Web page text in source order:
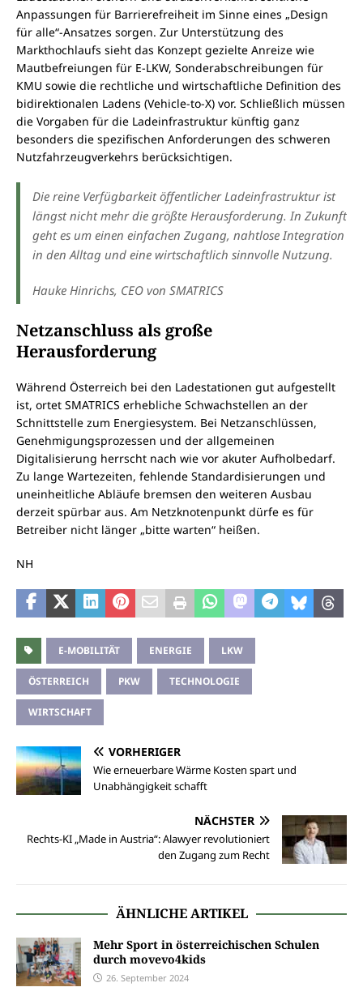
Anpassungen für Barrierefreiheit im Sinne eines „Design
für alle“-Ansatzes sorgen. Zur Unterstützung des
Markthochlaufs sieht das Konzept gezielte Anreize wie
Mautbefreiungen für E-LKW, Sonderabschreibungen für
KMU sowie die rechtliche und wirtschaftliche Definition des
bidirektionalen Ladens (Vehicle-to-X) vor. Schließlich müssen
die Vorgaben für die Ladeinfrastruktur künftig ganz
besonders die spezifischen Anforderungen des schweren
Nutzfahrzeugverkehrs berücksichtigen.
Die reine Verfügbarkeit öffentlicher Ladeinfrastruktur ist
längst nicht mehr die größte Herausforderung. In Zukunft
geht es um einen einfachen Zugang, nahtlose Integration
in den Alltag und eine wirtschaftlich sinnvolle Nutzung.
Hauke Hinrichs, CEO von SMATRICS
Netzanschluss als große
Herausforderung
Während Österreich bei den Ladestationen gut aufgestellt
ist, ortet SMATRICS erhebliche Schwachstellen an der
Schnittstelle zum Energiesystem. Bei Netzanschlüssen,
Genehmigungsprozessen und der allgemeinen
Digitalisierung herrscht nach wie vor akuter Aufholbedarf.
Zu lange Wartezeiten, fehlende Standardisierungen und
uneinheitliche Abläufe bremsen den weiteren Ausbau
derzeit spürbar aus. Am Netzknotenpunkt dürfe es für
Betreiber nicht länger „bitte warten“ heißen.
NH
E-MOBILITÄT ENERGIE LKW
ÖSTERREICH PKW TECHNOLOGIE
WIRTSCHAFT
VORHERIGER
Wie erneuerbare Wärme Kosten spart und
Unabhängigkeit schafft
NÄCHSTER
Rechts-KI „Made in Austria“: Alawyer revolutioniert
den Zugang zum Recht
ÄHNLICHE ARTIKEL
Mehr Sport in österreichischen Schulen
durch movevo4kids
26. September 2024